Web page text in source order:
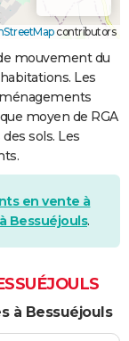
contributors
mouvement du
Les
moyen de RGA
sols. Les
en vente à
Bessuéjouls.
à Bessuéjouls